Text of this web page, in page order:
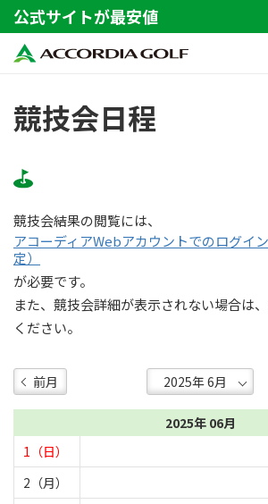
公式サイトが最安値
競技会日程
競技会結果の閲覧には、
アコーディアWebアカウントでのログイ
定）
が必要です。
また、競技会詳細が表示されない場合は
ください。
前月
2025年 06月
1（日）
2（月）